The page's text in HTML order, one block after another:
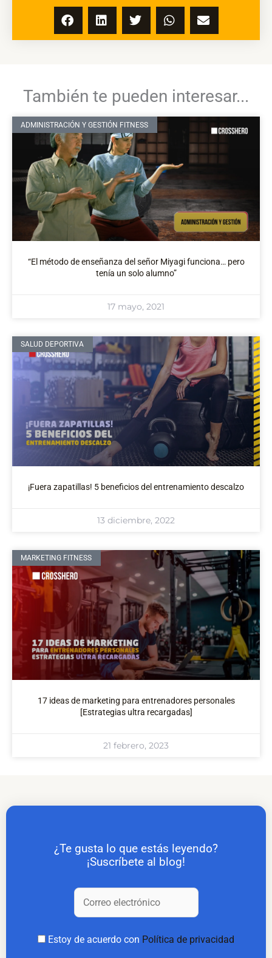
También te pueden interesar...
ADMINISTRACIÓN Y GESTIÓN FITNESS
“El método de enseñanza del señor Miyagi funciona… pero
tenía un solo alumno”
17 mayo, 2021
SALUD DEPORTIVA
¡Fuera zapatillas! 5 beneficios del entrenamiento descalzo
13 diciembre, 2022
MARKETING FITNESS
17 ideas de marketing para entrenadores personales
[Estrategias ultra recargadas]
21 febrero, 2023
¿Te gusta lo que estás leyendo?
¡Suscríbete al blog!
Estoy de acuerdo con Política de privacidad